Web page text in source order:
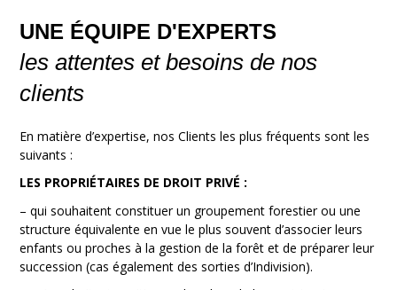
UNE ÉQUIPE D'EXPERTS
les attentes et besoins de nos
clients
En matière d’expertise, nos Clients les plus fréquents sont les
suivants :
LES PROPRIÉTAIRES DE DROIT PRIVÉ :
– qui souhaitent constituer un groupement forestier ou une
structure équivalente en vue le plus souvent d’associer leurs
enfants ou proches à la gestion de la forêt et de préparer leur
succession (cas également des sorties d’Indivision).